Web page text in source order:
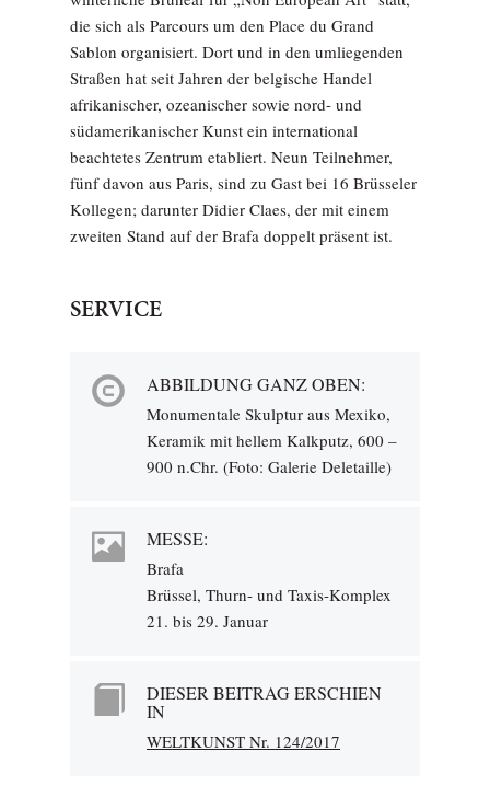
die sich als Parcours um den Place du Grand
Sablon organisiert. Dort und in den umliegenden
Straßen hat seit Jahren der belgische Handel
afrikanischer, ozeanischer sowie nord- und
südamerikanischer Kunst ein international
beachtetes Zentrum etabliert. Neun Teilnehmer,
fünf davon aus Paris, sind zu Gast bei 16 Brüsseler
Kollegen; darunter Didier Claes, der mit einem
zweiten Stand auf der Brafa doppelt präsent ist.
SERVICE
ABBILDUNG GANZ OBEN:
Monumentale Skulptur aus Mexiko,
Keramik mit hellem Kalkputz, 600 –
900 n.Chr. (Foto: Galerie Deletaille)
MESSE:
Brafa
Brüssel, Thurn- und Taxis-Komplex
21. bis 29. Januar
DIESER BEITRAG ERSCHIEN
IN
WELTKUNST Nr. 124/2017